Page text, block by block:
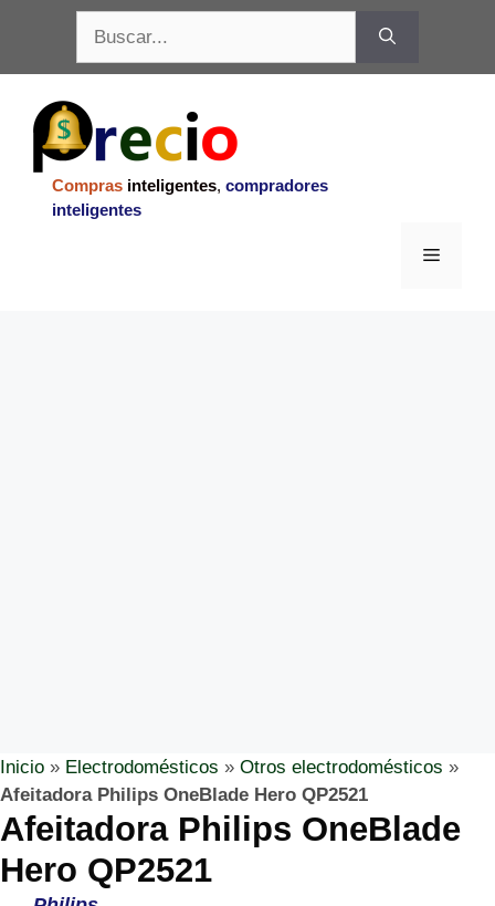
contenido
Compras inteligentes, compradores
inteligentes
Menu
Inicio » Electrodomésticos » Otros electrodomésticos »
Afeitadora Philips OneBlade Hero QP2521
Afeitadora Philips OneBlade
Hero QP2521